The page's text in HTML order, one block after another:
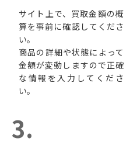
サイト上で、買取金額の概
算を事前に確認してくださ
い。
商品の詳細や状態によって
金額が変動しますので正確
な情報を入力してくださ
い。
3.